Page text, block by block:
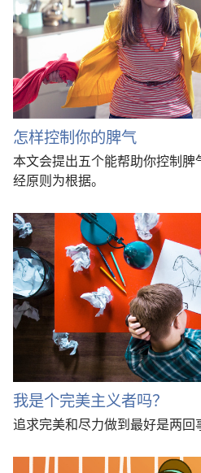
怎样控制你的脾气
本文会提出五个能帮助你控制
经原则为根据。
我是个完美主义者吗？
追求完美和尽力做到最好是两回